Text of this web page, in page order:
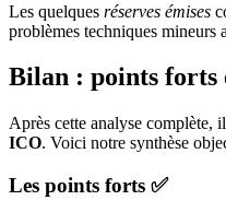
Les quelques réserves émises
problèmes techniques mineurs
Bilan : points forts
Après cette analyse complète,
ICO. Voici notre synthèse
Les points forts ✅